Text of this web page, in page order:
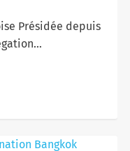
Présidée depuis